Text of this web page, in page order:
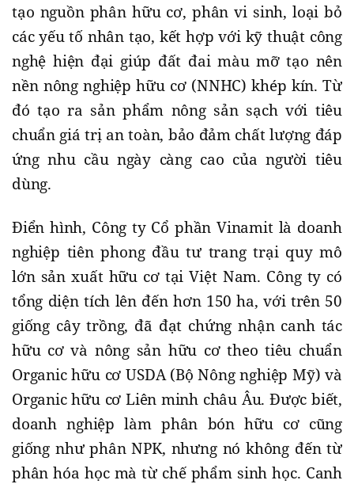
tạo nguồn phân hữu cơ, phân vi sinh, loại bỏ
các yếu tố nhân tạo, kết hợp với kỹ thuật công
nghệ hiện đại giúp đất đai màu mỡ tạo nên
nền nông nghiệp hữu cơ (NNHC) khép kín. Từ
đó tạo ra sản phẩm nông sản sạch với tiêu
chuẩn giá trị an toàn, bảo đảm chất lượng đáp
ứng nhu cầu ngày càng cao của người tiêu
dùng.
Điển hình, Công ty Cổ phần Vinamit là doanh
nghiệp tiên phong đầu tư trang trại quy mô
lớn sản xuất hữu cơ tại Việt Nam. Công ty có
tổng diện tích lên đến hơn 150 ha, với trên 50
giống cây trồng, đã đạt chứng nhận canh tác
hữu cơ và nông sản hữu cơ theo tiêu chuẩn
Organic hữu cơ USDA (Bộ Nông nghiệp Mỹ) và
Organic hữu cơ Liên minh châu Âu. Được biết,
doanh nghiệp làm phân bón hữu cơ cũng
giống như phân NPK, nhưng nó không đến từ
phân hóa học mà từ chế phẩm sinh học. Canh